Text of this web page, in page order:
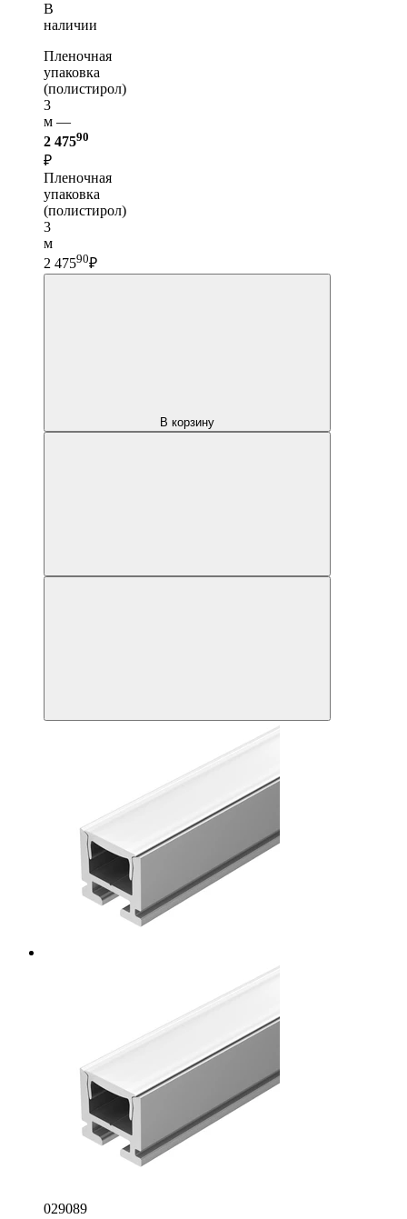
В
наличии
Пленочная
упаковка
(полистирол)
3
м —
2 47590
₽
Пленочная
упаковка
(полистирол)
3
м
2 47590₽
В корзину
029089